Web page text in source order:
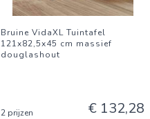
Bruine VidaXL Tuintafel
121x82,5x45 cm massief
douglashout
2 prijzen € 132,28